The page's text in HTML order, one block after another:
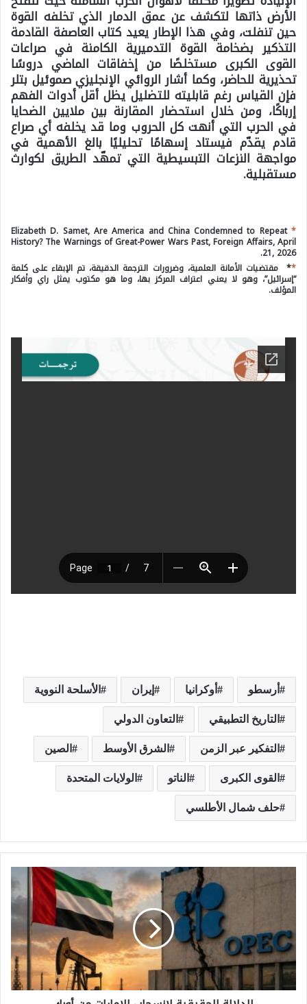
الأرض ذاتها لتكشف عن عمق الدمار الذي تخلفه القوة
حين تنفلت، وفي هذا الإطار يعيد كتاب العاصفة القادمة
التذكير بضخامة القوة التدميرية الكامنة في صراعات
القوى الكبرى مستخلصًا من إخفاقات الماضي دروسًا
تحذيرية للحاضر، وكما أشار الروائي الإنجليزي صموئيل بتلر
فإن القياس رغم قابليته للتضليل يظل أقل أدوات الفهم
إرباكًا، ومن خلال استحضار المقارنة بين ملايين الضحايا
في الحرب التي أنهت كل الحروب وما قد يخلفه أي صراع
قادم يقدّم فيستاد إسهامًا تحليليًا بالغ الأهمية في
مواجهة النزعات التبسيطية التي تمهّد الطريق لكوارث
مستقبلية.
*
Elizabeth D. Samet, Are America and China Condemned to Repeat
History? The Warnings of Great-Power Wars Past, Foreign Affairs, April
21, 2026.
** مقتضيات الأمانة العلمية، وضرورات الترجمة الدقيقة، تم الإبقاء على كلمة
“إسرائيل”، وهو لا يعني اعتراف المركز بها، وما هو مكتوب يمثل راي وأفكار
المؤلف.
أرسطو أوكرانيا إيران الأسلحة النووية
التاريخ التطبيقي التعاون الدولي
التفكير عبر الزمن الشرق الأوسط الصين
القوى الكبرى الناتو الولايات المتحدة
حلف شمال الأطلسي
ا